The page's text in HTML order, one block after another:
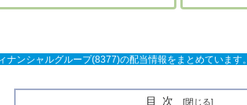
ナンシャルグループ(8377)の配当情報をまとめています。
目次